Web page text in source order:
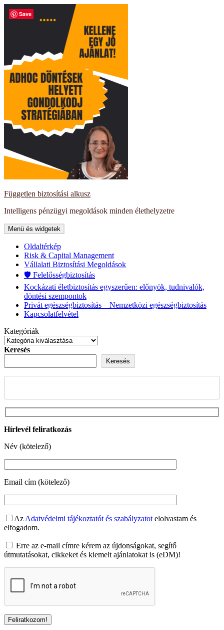
Kilépés
Független biztosítási alkusz
Intelligens pénzügyi megoldások minden élethelyzetre
Menü és widgetek
Oldaltérkép
Risk & Capital Management
Vállalati Biztosítási Megoldások
🛡️ Felelősségbiztosítás
Kockázati életbiztosítás egyszerűen: előnyök, tudnivalók,
döntési szempontok
Privát egészségbiztosítás – Nemzetközi egészségbiztosítás
Kapcsolatfelvétel
Kategóriák
Keresés
Keresés
Hírlevél feliratkozás
Név (kötelező)
Email cím (kötelező)
Az Adatvédelmi tájékoztatót és szabályzatot elolvastam és
elfogadom.
Erre az e-mail címre kérem az újdonságokat, segítő
útmutatásokat, cikkeket és kiemelt ajánlatokat is (eDM)!
Save